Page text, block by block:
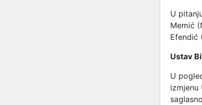
U
Memić
Efendić
Ustav
U
izmjenu